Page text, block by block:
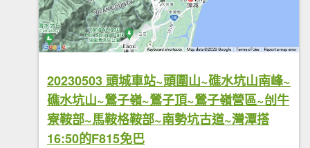
20230503 頭城車站~頭圍山~礁水坑山南峰~
礁水坑山~鶯子嶺~鶯子頂~鶯子嶺營區~刣牛
寮鞍部~馬鞍格鞍部~南勢坑古道~灣潭搭
16:50的F815免巴